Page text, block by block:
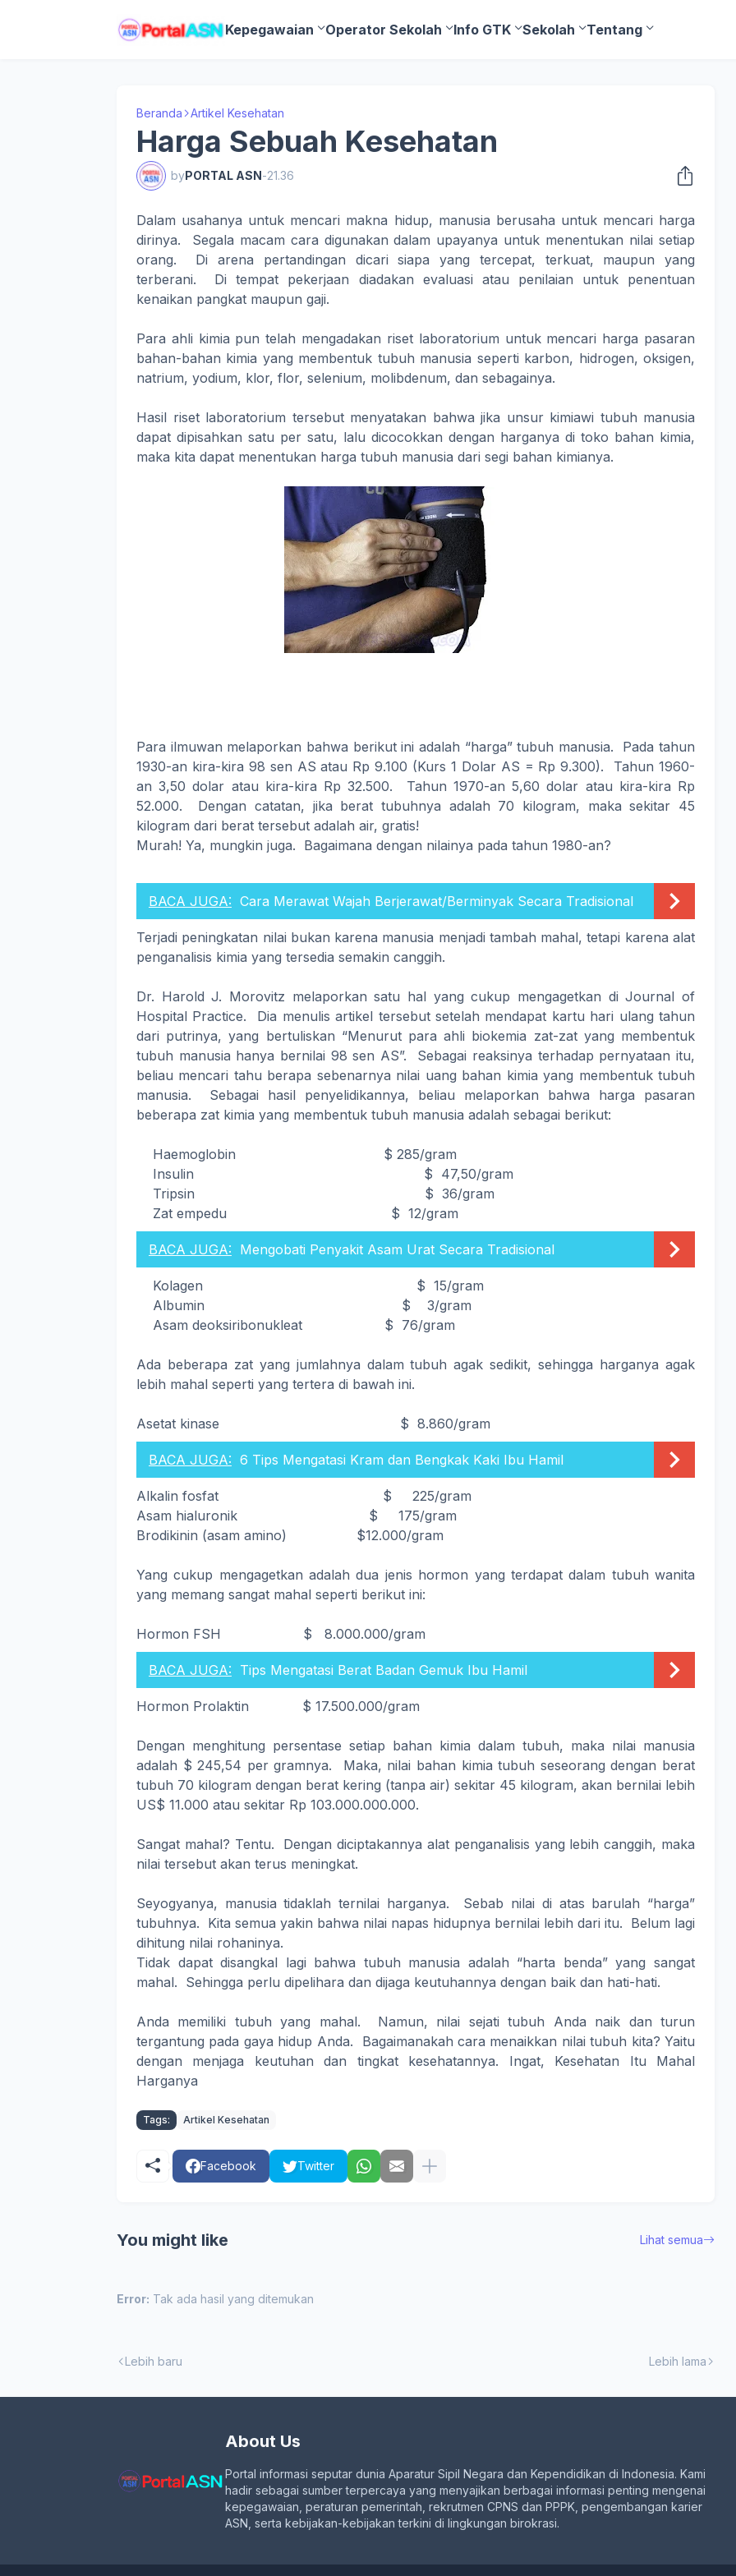
Kepegawaian Operator Sekolah Info GTK Sekolah Tentang
Beranda Artikel Kesehatan
Harga Sebuah Kesehatan
byPORTAL ASN-21.36
Dalam usahanya untuk mencari makna hidup, manusia berusaha untuk mencari harga
dirinya. Segala macam cara digunakan dalam upayanya untuk menentukan nilai setiap
orang. Di arena pertandingan dicari siapa yang tercepat, terkuat, maupun yang
terberani. Di tempat pekerjaan diadakan evaluasi atau penilaian untuk penentuan
kenaikan pangkat maupun gaji.
Para ahli kimia pun telah mengadakan riset laboratorium untuk mencari harga pasaran
bahan-bahan kimia yang membentuk tubuh manusia seperti karbon, hidrogen, oksigen,
natrium, yodium, klor, flor, selenium, molibdenum, dan sebagainya.
Hasil riset laboratorium tersebut menyatakan bahwa jika unsur kimiawi tubuh manusia
dapat dipisahkan satu per satu, lalu dicocokkan dengan harganya di toko bahan kimia,
maka kita dapat menentukan harga tubuh manusia dari segi bahan kimianya.
Para ilmuwan melaporkan bahwa berikut ini adalah “harga” tubuh manusia. Pada tahun
1930-an kira-kira 98 sen AS atau Rp 9.100 (Kurs 1 Dolar AS = Rp 9.300). Tahun 1960-
an 3,50 dolar atau kira-kira Rp 32.500. Tahun 1970-an 5,60 dolar atau kira-kira Rp
52.000. Dengan catatan, jika berat tubuhnya adalah 70 kilogram, maka sekitar 45
kilogram dari berat tersebut adalah air, gratis!
Murah! Ya, mungkin juga. Bagaimana dengan nilainya pada tahun 1980-an?
BACA JUGA: Cara Merawat Wajah Berjerawat/Berminyak Secara Tradisional
Terjadi peningkatan nilai bukan karena manusia menjadi tambah mahal, tetapi karena alat
penganalisis kimia yang tersedia semakin canggih.
Dr. Harold J. Morovitz melaporkan satu hal yang cukup mengagetkan di Journal of
Hospital Practice. Dia menulis artikel tersebut setelah mendapat kartu hari ulang tahun
dari putrinya, yang bertuliskan “Menurut para ahli biokemia zat-zat yang membentuk
tubuh manusia hanya bernilai 98 sen AS”. Sebagai reaksinya terhadap pernyataan itu,
beliau mencari tahu berapa sebenarnya nilai uang bahan kimia yang membentuk tubuh
manusia. Sebagai hasil penyelidikannya, beliau melaporkan bahwa harga pasaran
beberapa zat kimia yang membentuk tubuh manusia adalah sebagai berikut:
Haemoglobin $ 285/gram
Insulin $ 47,50/gram
Tripsin $ 36/gram
Zat empedu $ 12/gram
BACA JUGA: Mengobati Penyakit Asam Urat Secara Tradisional
Kolagen $ 15/gram
Albumin $ 3/gram
Asam deoksiribonukleat $ 76/gram
Ada beberapa zat yang jumlahnya dalam tubuh agak sedikit, sehingga harganya agak
lebih mahal seperti yang tertera di bawah ini.
Asetat kinase $ 8.860/gram
BACA JUGA: 6 Tips Mengatasi Kram dan Bengkak Kaki Ibu Hamil
Alkalin fosfat $ 225/gram
Asam hialuronik $ 175/gram
Brodikinin (asam amino) $12.000/gram
Yang cukup mengagetkan adalah dua jenis hormon yang terdapat dalam tubuh wanita
yang memang sangat mahal seperti berikut ini:
Hormon FSH $ 8.000.000/gram
BACA JUGA: Tips Mengatasi Berat Badan Gemuk Ibu Hamil
Hormon Prolaktin $ 17.500.000/gram
Dengan menghitung persentase setiap bahan kimia dalam tubuh, maka nilai manusia
adalah $ 245,54 per gramnya. Maka, nilai bahan kimia tubuh seseorang dengan berat
tubuh 70 kilogram dengan berat kering (tanpa air) sekitar 45 kilogram, akan bernilai lebih
US$ 11.000 atau sekitar Rp 103.000.000.000.
Sangat mahal? Tentu. Dengan diciptakannya alat penganalisis yang lebih canggih, maka
nilai tersebut akan terus meningkat.
Seyogyanya, manusia tidaklah ternilai harganya. Sebab nilai di atas barulah “harga”
tubuhnya. Kita semua yakin bahwa nilai napas hidupnya bernilai lebih dari itu. Belum lagi
dihitung nilai rohaninya.
Tidak dapat disangkal lagi bahwa tubuh manusia adalah “harta benda” yang sangat
mahal. Sehingga perlu dipelihara dan dijaga keutuhannya dengan baik dan hati-hati.
Anda memiliki tubuh yang mahal. Namun, nilai sejati tubuh Anda naik dan turun
tergantung pada gaya hidup Anda. Bagaimanakah cara menaikkan nilai tubuh kita? Yaitu
dengan menjaga keutuhan dan tingkat kesehatannya. Ingat, Kesehatan Itu Mahal
Harganya
Tags: Artikel Kesehatan
Facebook Twitter
You might like Lihat semua
Error: Tak ada hasil yang ditemukan
Lebih baru Lebih lama
About Us
Portal informasi seputar dunia Aparatur Sipil Negara dan Kependidikan di Indonesia. Kami
hadir sebagai sumber terpercaya yang menyajikan berbagai informasi penting mengenai
kepegawaian, peraturan pemerintah, rekrutmen CPNS dan PPPK, pengembangan karier
ASN, serta kebijakan-kebijakan terkini di lingkungan birokrasi.